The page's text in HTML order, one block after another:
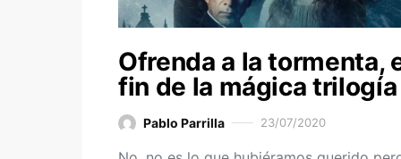
Ofrenda a la tormenta,
fin de la mágica trilogía
Pablo Parrilla 23/07/2020